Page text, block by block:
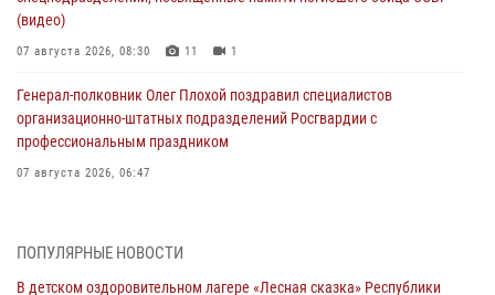
(видео)
07 августа 2026, 08:30 11 1
Генерал-полковник Олег Плохой поздравил специалистов
организационно-штатных подразделений Росгвардии с
профессиональным праздником
07 августа 2026, 06:47
Всероссийском семинаре в Нижнем Новгороде (видео)
ПОПУЛЯРНЫЕ НОВОСТИ
В детском оздоровительном лагере «Лесная сказка» Республики